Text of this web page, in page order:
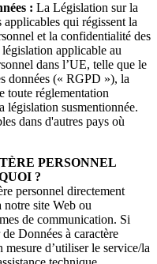
: La Législation sur la
qui régissent la
et la confidentialité des
applicable au
dans l’UE, telle que le
données (« RGPD »), la
toute réglementation
législation susmentionnée.
dans d'autres pays où
PERSONNEL
?
personnel directement
notre site Web ou
de communication. Si
Données à caractère
d’utiliser le service/la